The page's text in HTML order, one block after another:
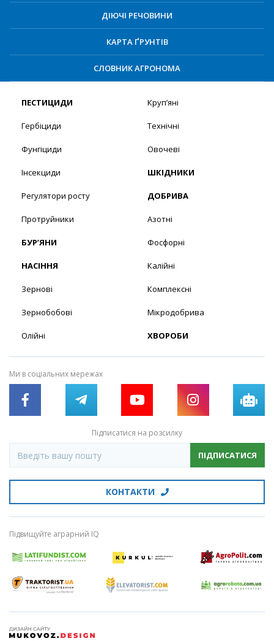
ДІЮЧІ РЕЧОВИНИ
КАРТА ҐРУНТІВ
СЛОВНИК АГРОНОМА
ПЕСТИЦИДИ
Гербіциди
Фунгіциди
Інсекциди
Регулятори росту
Протруйники
БУР’ЯНИ
НАСІННЯ
Зернові
Зернобобові
Олійні
Круп’яні
Технічні
Овочеві
ШКІДНИКИ
ДОБРИВА
Азотні
Фосфорні
Калійні
Комплексні
Мікродобрива
ХВОРОБИ
Ми в соціальних мережах
Підписатися на розсилку
ПІДПИСАТИСЯ
КОНТАКТИ
Підвищуйте аграрний IQ